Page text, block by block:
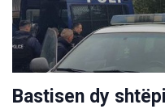
Bastisen dy